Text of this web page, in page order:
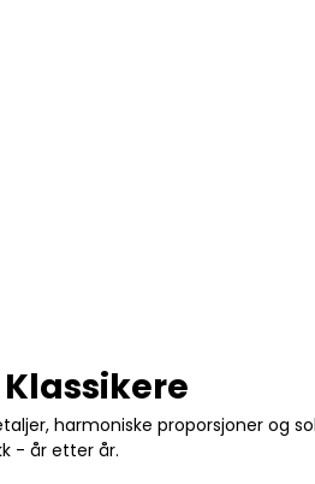
harmoniske proporsjoner
- år etter år.